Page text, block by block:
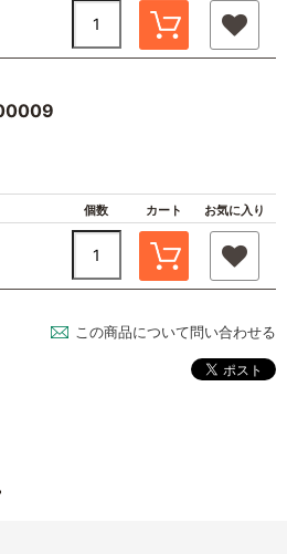
個数 カート お気に入り
この商品について問い合わせる